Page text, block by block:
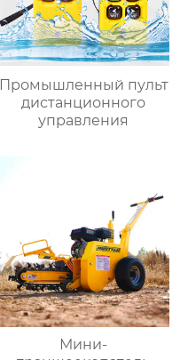
Промышленный пульт
дистанционного
управления
Мини-